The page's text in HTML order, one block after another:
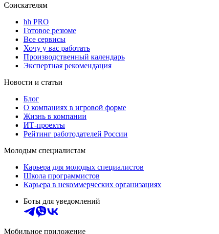
Соискателям
hh PRO
Готовое резюме
Все сервисы
Хочу у вас работать
Производственный календарь
Экспертная рекомендация
Новости и статьи
Блог
О компаниях в игровой форме
Жизнь в компании
ИТ-проекты
Рейтинг работодателей России
Молодым специалистам
Карьера для молодых специалистов
Школа программистов
Карьера в некоммерческих организациях
Боты для уведомлений
Мобильное приложение